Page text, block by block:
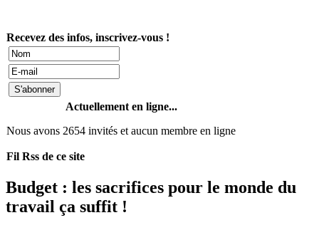
Recevez des infos, inscrivez-vous !
Actuellement en ligne...
Nous avons 2654 invités et aucun membre en ligne
Fil Rss de ce site
Budget : les sacrifices pour le monde du
travail ça suffit !